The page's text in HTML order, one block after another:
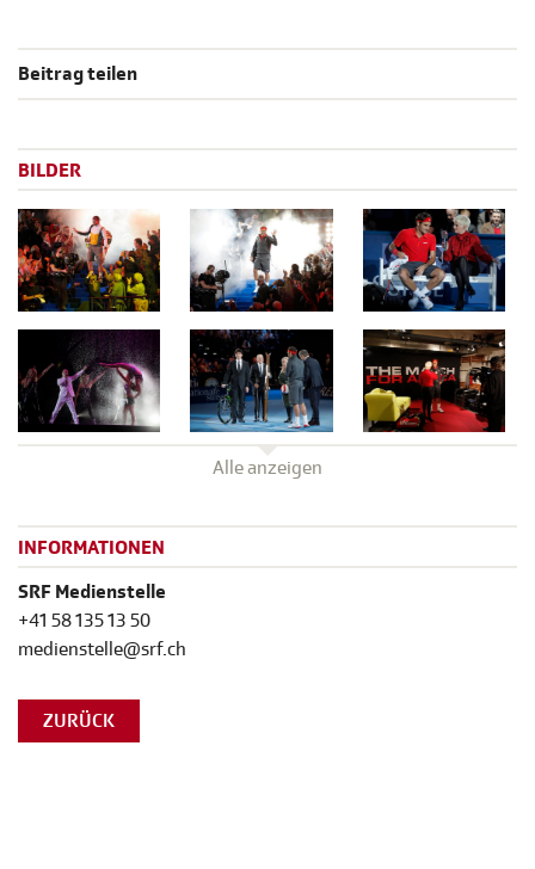
Beitrag teilen
BILDER
Alle anzeigen
INFORMATIONEN
SRF Medienstelle
+41 58 135 13 50
medienstelle@srf.ch
ZURÜCK